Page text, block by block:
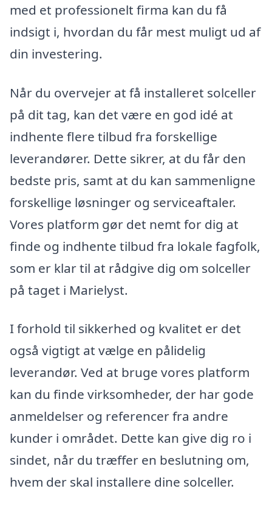
med et professionelt firma kan du få
indsigt i, hvordan du får mest muligt ud af
din investering.
Når du overvejer at få installeret solceller
på dit tag, kan det være en god idé at
indhente flere tilbud fra forskellige
leverandører. Dette sikrer, at du får den
bedste pris, samt at du kan sammenligne
forskellige løsninger og serviceaftaler.
Vores platform gør det nemt for dig at
finde og indhente tilbud fra lokale fagfolk,
som er klar til at rådgive dig om solceller
på taget i Marielyst.
I forhold til sikkerhed og kvalitet er det
også vigtigt at vælge en pålidelig
leverandør. Ved at bruge vores platform
kan du finde virksomheder, der har gode
anmeldelser og referencer fra andre
kunder i området. Dette kan give dig ro i
sindet, når du træffer en beslutning om,
hvem der skal installere dine solceller.